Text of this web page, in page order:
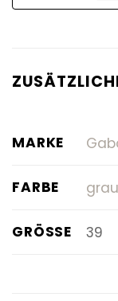
MARKE
FARBE grau
GRÖSSE 39